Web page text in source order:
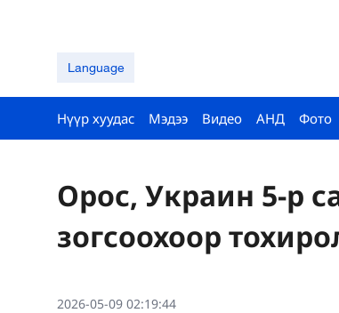
Language
Нүүр хуудас Мэдээ Видео АНД Фото
Орос, Украин 5-р
зогсоохоор
2026-05-09 02:19:44